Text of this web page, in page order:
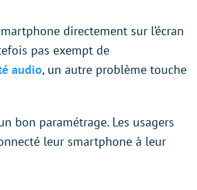
directement sur l’écran
pas exempt de
audio, un autre problème touche
bon paramétrage. Les usagers
leur smartphone à leur